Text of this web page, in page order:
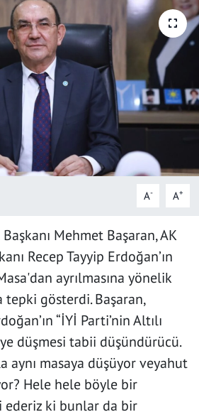
A- A+
Mehmet Başaran, AK
Recep Tayyip Erdoğan’ın
ayrılmasına yönelik
tepki gösterdi. Başaran,
“İYİ Parti’nin Altılı
düşmesi tabii düşündürücü.
aynı masaya düşüyor veyahut
Hele hele böyle bir
ederiz ki bunlar da bir